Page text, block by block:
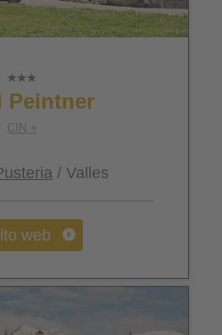
Peintner
CIN +
/ Valles
web